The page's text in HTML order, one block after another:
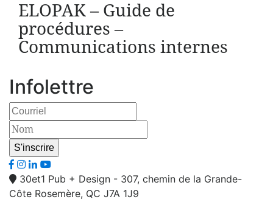
ELOPAK – Guide de
procédures –
Communications internes
Infolettre
30et1 Pub + Design - 307, chemin de la Grande-
Côte Rosemère, QC J7A 1J9